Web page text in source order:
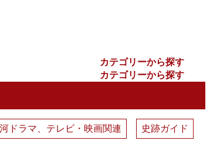
カテゴリーから探す
カテゴリーから探す
ドラマ、テレビ・映画関連 史跡ガイド